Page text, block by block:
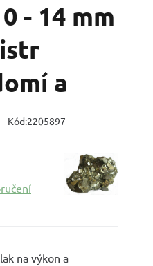
- 14 mm
a
Kód:2205897
na výkon a